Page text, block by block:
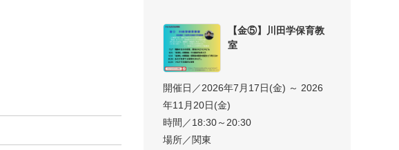
【金⑤】川田学保育教
室
開催日／2026年7月17日(金) ～ 2026
年11月20日(金)
時間／18:30～20:30
場所／関東